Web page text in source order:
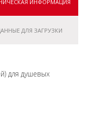
ИНФОРМАЦИЯ
ДЛЯ ЗАГРУЗКИ
для душевых